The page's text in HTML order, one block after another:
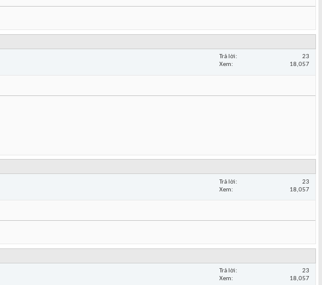
Trả lời
23
Xem
18,057
Trả lời
23
Xem
18,057
Trả lời
23
Xem
18,057